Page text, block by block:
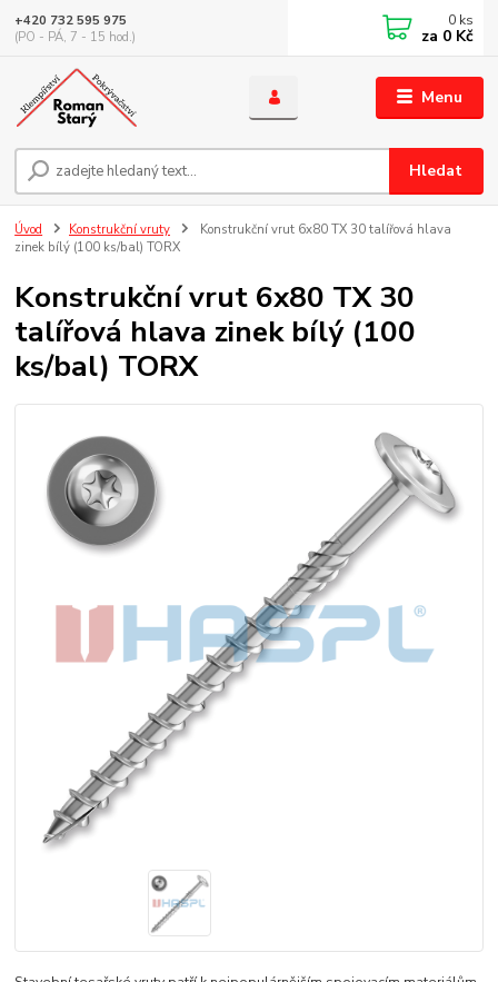
Menu
Hledat
+420 732 595 975
(PO - PÁ, 7 - 15 hod.)
0 ks
za 0 Kč
Úvod Konstrukční vruty
Konstrukční vrut 6x80 TX 30 talířová hlava
zinek bílý (100 ks/bal) TORX
Konstrukční vrut 6x80 TX 30
talířová hlava zinek bílý (100
ks/bal) TORX